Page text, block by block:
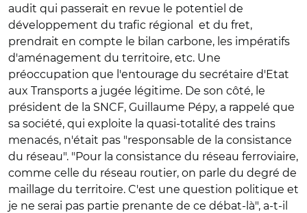
audit qui passerait en revue le potentiel de
développement du trafic régional et du fret,
prendrait en compte le bilan carbone, les impératifs
d'aménagement du territoire, etc. Une
préoccupation que l'entourage du secrétaire d'Etat
aux Transports a jugée légitime. De son côté, le
président de la SNCF, Guillaume Pépy, a rappelé que
sa société, qui exploite la quasi-totalité des trains
menacés, n'était pas "responsable de la consistance
du réseau". "Pour la consistance du réseau ferroviaire,
comme celle du réseau routier, on parle du degré de
maillage du territoire. C'est une question politique et
je ne serai pas partie prenante de ce débat-là", a-t-il